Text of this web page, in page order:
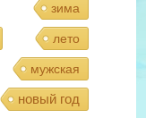
зима
лето
мужская
новый год